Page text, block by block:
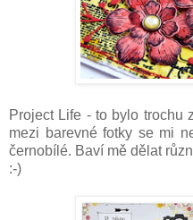
Project Life - to bylo trochu
mezi barevné fotky se mi
černobílé. Baví mě dělat
:-)